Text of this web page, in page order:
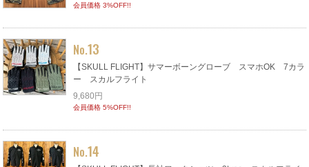
会員価格 3%OFF!!
No.13
【SKULL FLIGHT】サマーボーングローブ スマホOK 7カラ
ー スカルフライト
9,680円
会員価格 5%OFF!!
No.14